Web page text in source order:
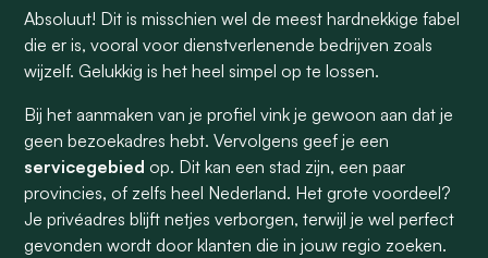
Absoluut! Dit is misschien wel de meest hardnekkige fabel
die er is, vooral voor dienstverlenende bedrijven zoals
wijzelf. Gelukkig is het heel simpel op te lossen.
Bij het aanmaken van je profiel vink je gewoon aan dat je
geen bezoekadres hebt. Vervolgens geef je een
servicegebied op. Dit kan een stad zijn, een paar
provincies, of zelfs heel Nederland. Het grote voordeel?
Je privéadres blijft netjes verborgen, terwijl je wel perfect
gevonden wordt door klanten die in jouw regio zoeken.